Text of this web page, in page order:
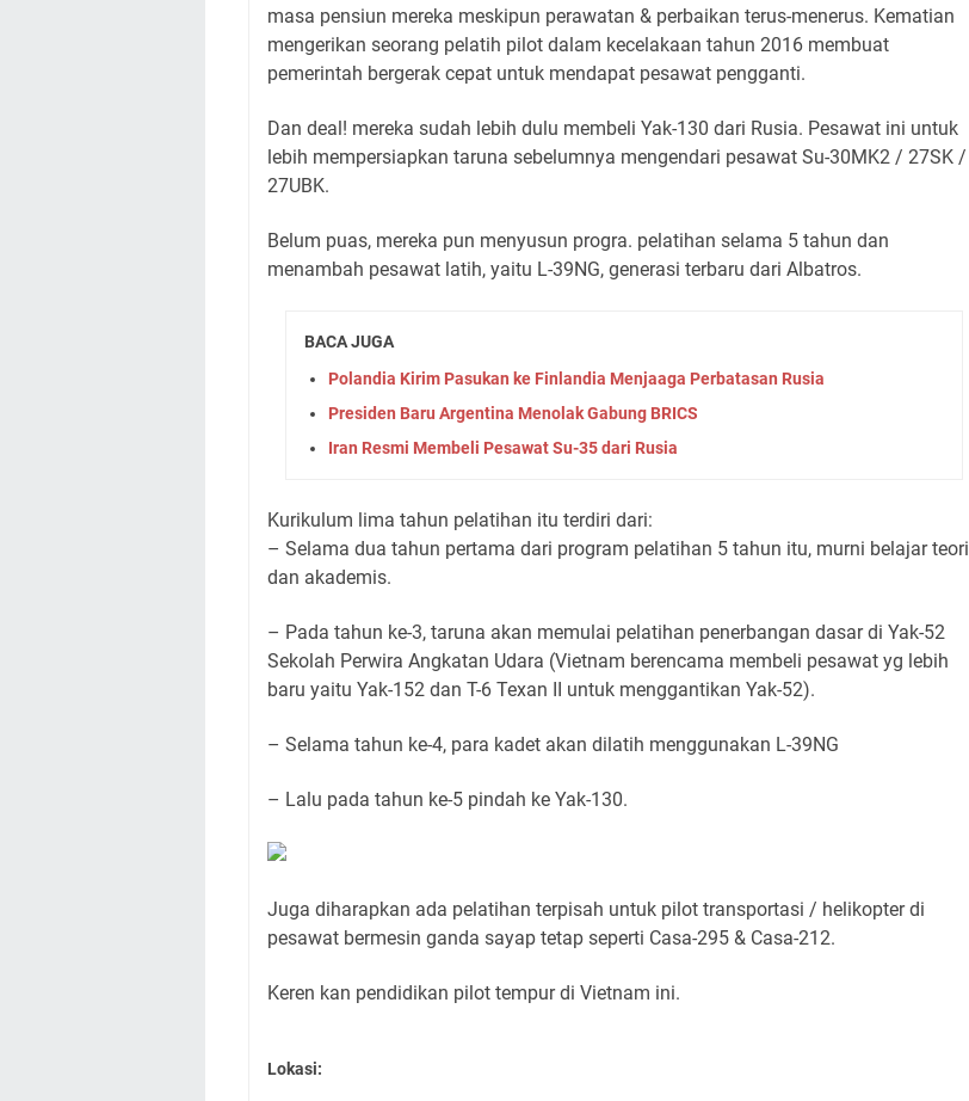
masa pensiun mereka meskipun perawatan & perbaikan terus-menerus. Kematian
mengerikan seorang pelatih pilot dalam kecelakaan tahun 2016 membuat
pemerintah bergerak cepat untuk mendapat pesawat pengganti.
Dan deal! mereka sudah lebih dulu membeli Yak-130 dari Rusia. Pesawat ini untuk
lebih mempersiapkan taruna sebelumnya mengendari pesawat Su-30MK2 / 27SK /
27UBK.
Belum puas, mereka pun menyusun progra. pelatihan selama 5 tahun dan
menambah pesawat latih, yaitu L-39NG, generasi terbaru dari Albatros.
BACA JUGA
Polandia Kirim Pasukan ke Finlandia Menjaaga Perbatasan Rusia
Presiden Baru Argentina Menolak Gabung BRICS
Iran Resmi Membeli Pesawat Su-35 dari Rusia
Kurikulum lima tahun pelatihan itu terdiri dari:
– Selama dua tahun pertama dari program pelatihan 5 tahun itu, murni belajar teori
dan akademis.
– Pada tahun ke-3, taruna akan memulai pelatihan penerbangan dasar di Yak-52
Sekolah Perwira Angkatan Udara (Vietnam berencama membeli pesawat yg lebih
baru yaitu Yak-152 dan T-6 Texan II untuk menggantikan Yak-52).
– Selama tahun ke-4, para kadet akan dilatih menggunakan L-39NG
– Lalu pada tahun ke-5 pindah ke Yak-130.
Juga diharapkan ada pelatihan terpisah untuk pilot transportasi / helikopter di
pesawat bermesin ganda sayap tetap seperti Casa-295 & Casa-212.
Keren kan pendidikan pilot tempur di Vietnam ini.
Lokasi: